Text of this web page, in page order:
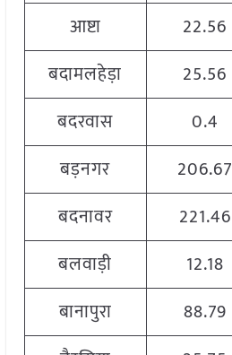
आष्टा
22.56
बदामलहेड़ा
25.56
बदरवास
0.4
बड़नगर
206.67
बदनावर
221.46
बलवाड़ी
12.18
बानापुरा
88.79